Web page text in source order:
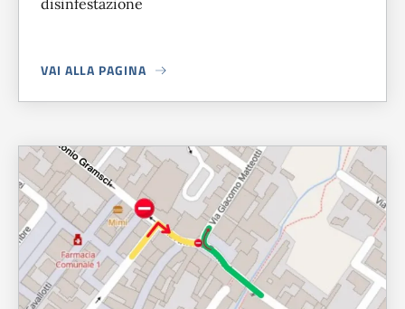
disinfestazione
VAI ALLA PAGINA
A PROPOSITO DISEGNALATO UN CASO DI DENGUE A